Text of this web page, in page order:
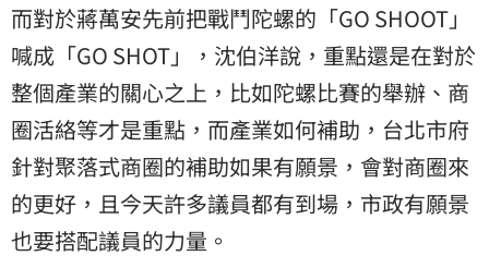
而對於蔣萬安先前把戰鬥陀螺的「GO SHOOT」
喊成「GO SHOT」，沈伯洋說，重點還是在對於
整個產業的關心之上，比如陀螺比賽的舉辦、商
圈活絡等才是重點，而產業如何補助，台北市府
針對聚落式商圈的補助如果有願景，會對商圈來
的更好，且今天許多議員都有到場，市政有願景
也要搭配議員的力量。